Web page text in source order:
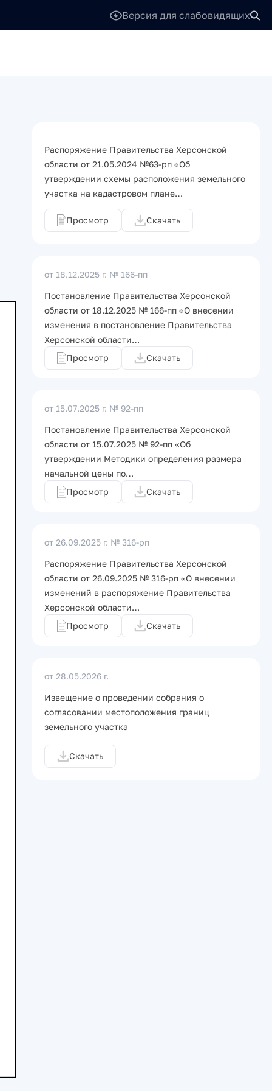
Версия для слабовидящих
Распоряжение Правительства Херсонской
области от 21.05.2024 №63-рп «Об
утверждении схемы расположения земельного
участка на кадастровом плане…
Просмотр Скачать
от 18.12.2025 г. № 166-пп
Постановление Правительства Херсонской
области от 18.12.2025 № 166-пп «О внесении
изменения в постановление Правительства
Херсонской области…
Просмотр
Скачать
от 15.07.2025 г. № 92-пп
Постановление Правительства Херсонской
области от 15.07.2025 № 92-пп «Об
утверждении Методики определения размера
начальной цены по…
Просмотр
Скачать
от 26.09.2025 г. № 316-рп
Распоряжение Правительства Херсонской
области от 26.09.2025 № 316-рп «О внесении
изменений в распоряжение Правительства
Херсонской области…
Просмотр
Скачать
от 28.05.2026 г.
Извещение о проведении собрания о
согласовании местоположения границ
земельного участка
Скачать